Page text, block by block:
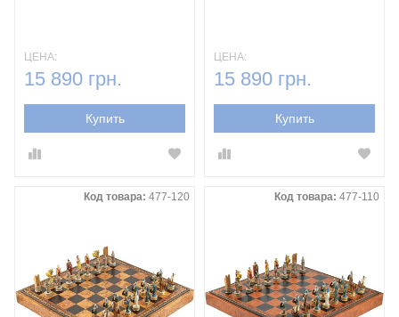
ЦЕНА:
15 890 грн.
Купить
ЦЕНА:
15 890 грн.
Купить
Код товара: 477-120 Код товара: 477-110